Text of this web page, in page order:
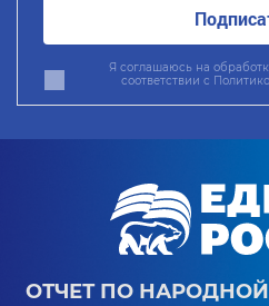
Я соглашаюсь на
соответствии с
ОТЧЕТ ПО НАРОДНОЙ